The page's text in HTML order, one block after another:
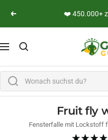
Previous
👨‍🔬
Navigation
Green
Fruit fly
Fensterfalle mit Lockstoff